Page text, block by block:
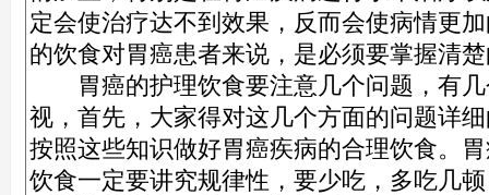
定会使治疗达不到效果，反而会使病情更
的饮食对胃癌患者来说，是必须要掌握清
胃癌的护理饮食要注意几个问题，有几
视，首先，大家得对这几个方面的问题详
按照这些知识做好胃癌疾病的合理饮食。
饮食一定要讲究规律性，要少吃，多吃几